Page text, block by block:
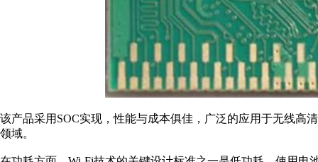
该产品采用SOC实现，性能与成本俱佳，广泛的应用于无线高
领域。